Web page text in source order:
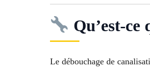
Qu’est-ce
Le débouchage de